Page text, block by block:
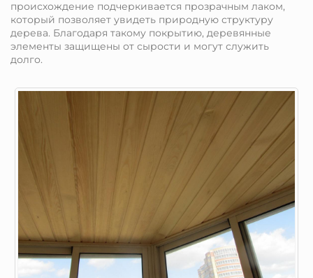
происхождение подчеркивается прозрачным лаком,
который позволяет увидеть природную структуру
дерева. Благодаря такому покрытию, деревянные
элементы защищены от сырости и могут служить
долго.